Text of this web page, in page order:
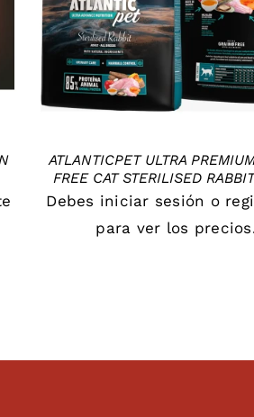
ATLANTICPET ULTRA
FREE CAT STERILISED
Debes iniciar sesión o
para ver los